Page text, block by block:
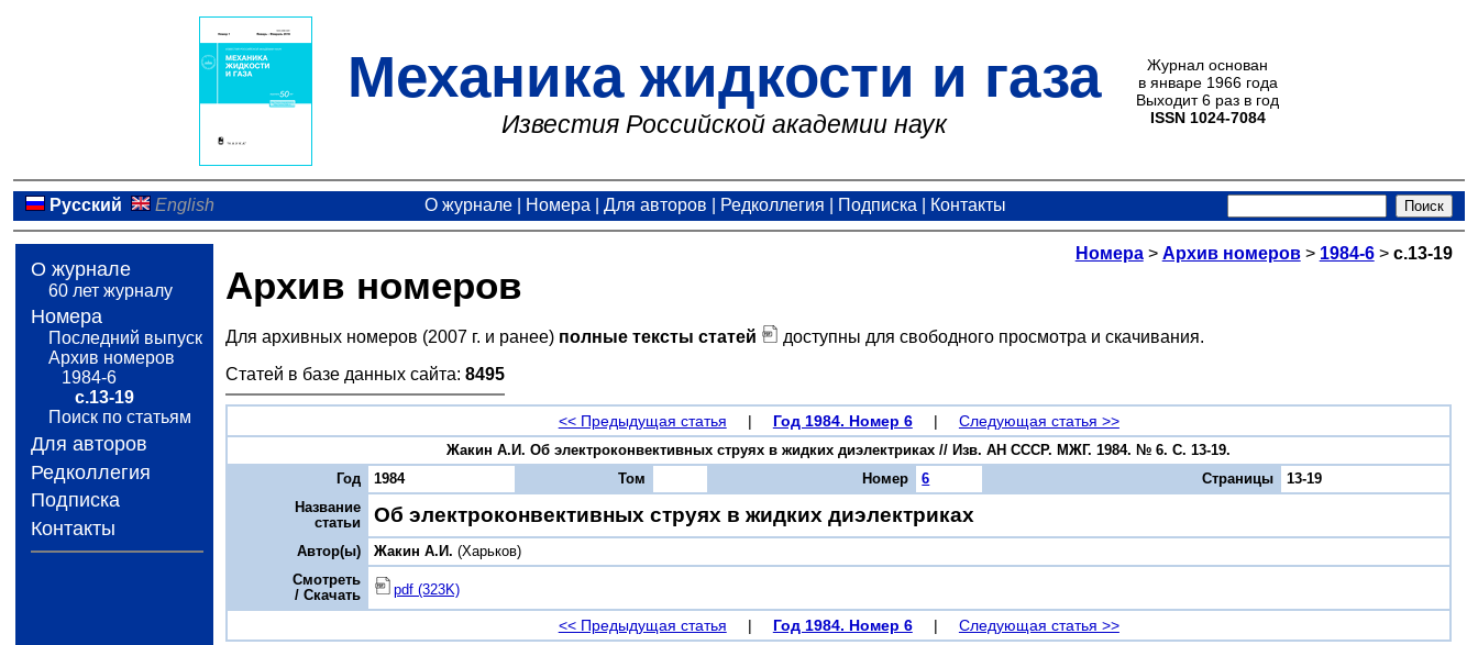
Механика жидкости и газа
Известия Российской академии наук
Журнал основан
в январе 1966 года
Выходит 6 раз в год
ISSN 1024-7084
Русский English О журнале Номера Для авторов Редколлегия Подписка Контакты
О журнале
60 лет журналу
Номера
Последний выпуск
Архив номеров
1984-6
с.13-19
Поиск по статьям
Для авторов
Редколлегия
Подписка
Контакты
Номера> Архив номеров> 1984-6> с.13-19
Архив номеров
Для архивных номеров (2007 г. и ранее) полные тексты статей
доступны для свободного просмотра и скачивания.
Статей в базе данных сайта: 8495
<< Предыдущая статья | Год 1984. Номер 6 | Следующая статья >>
Жакин А.И. Об электроконвективных струях в жидких диэлектриках // Изв. АН СССР. МЖГ. 1984. № 6. С. 13-19.
Год
1984 Том Номер 6 Страницы
13-19
Название
статьи
Об электроконвективных струях в жидких диэлектриках
Автор(ы) Жакин А.И. (Харьков)
Смотреть
/ Скачать
pdf (323K)
<< Предыдущая статья | Год 1984. Номер 6 | Следующая статья >>